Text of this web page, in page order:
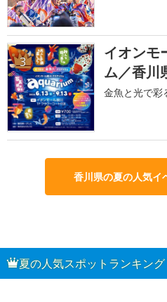
3
イオンモ
ム／香川
金魚と光で彩
香川県の夏の人気イ
夏の人気スポットランキング